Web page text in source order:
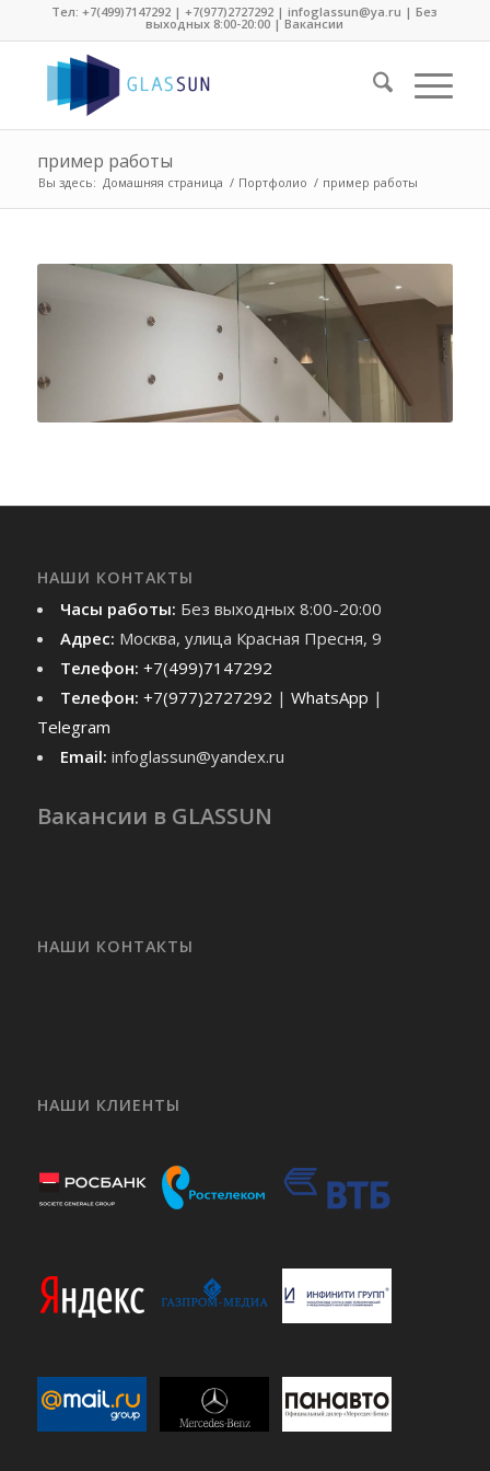
Тел:+7(499)7147292 |+7(977)2727292 | infoglassun@ya.ru | Без
выходных 8:00-20:00 |Вакансии
пример работы
Вы здесь: Домашняя страница / Портфолио / пример работы
НАШИ КОНТАКТЫ
Часы работы: Без выходных 8:00-20:00
Адрес: Москва, улица Красная Пресня, 9
Телефон: +7(499)7147292
Телефон: +7(977)2727292 | WhatsApp |
Telegram
Email: infoglassun@yandex.ru
Вакансии в GLASSUN
НАШИ КОНТАКТЫ
НАШИ КЛИЕНТЫ